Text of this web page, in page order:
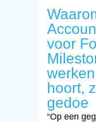
voor
hoort,
gedoe
“Op een